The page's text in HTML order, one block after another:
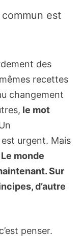
est
des
recettes
changement
le mot
urgent. Mais
monde
Sur
d’autre
penser.